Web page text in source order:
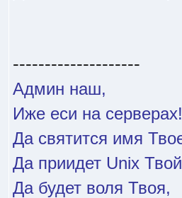
--------------------
Админ наш,
Иже еси на серверах!
Да святится имя
Да приидет Unix
Да будет воля Твоя,